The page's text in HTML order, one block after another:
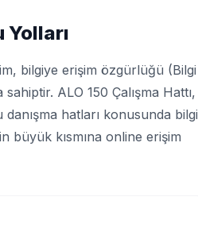
bilgiye erişim özgürlüğü (Bilgi
ALO 150 Çalışma Hattı,
hatları konusunda bilgi
büyük kısmına online erişim